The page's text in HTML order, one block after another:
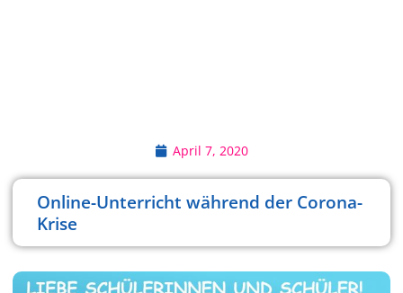
April 7, 2020
Online-Unterricht während der Corona-
Krise